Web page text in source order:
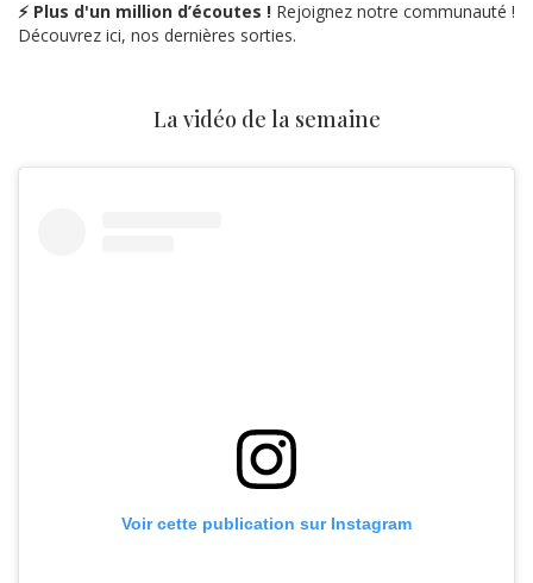
⚡ Plus d'un million d’écoutes ! Rejoignez notre communauté !
Découvrez ici, nos dernières sorties.
La vidéo de la semaine
Voir cette publication sur Instagram